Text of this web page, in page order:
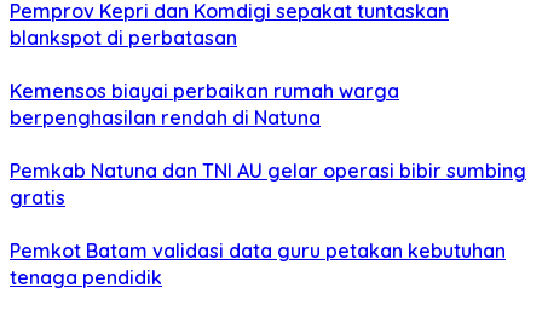
Pemprov Kepri dan Komdigi sepakat tuntaskan
blankspot di perbatasan
Kemensos biayai perbaikan rumah warga
berpenghasilan rendah di Natuna
Pemkab Natuna dan TNI AU gelar operasi bibir sumbing
gratis
Pemkot Batam validasi data guru petakan kebutuhan
tenaga pendidik